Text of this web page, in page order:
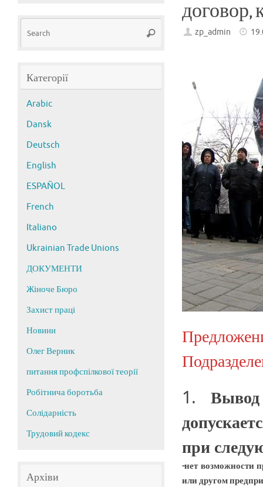
договор,
zp_admin
1.
при
-нет возможности
или другом
Search
Search
Категорії
Arabic
Dansk
Deutsch
English
ESPAÑOL
French
Italiano
Ukrainian Trade Unions
ДОКУМЕНТИ
Жіноче Бюро
Захист праці
Новини
Олег Верник
питання профспілкової теорії
Робітнича боротьба
Солідарність
Трудовий кодекс
Архіви